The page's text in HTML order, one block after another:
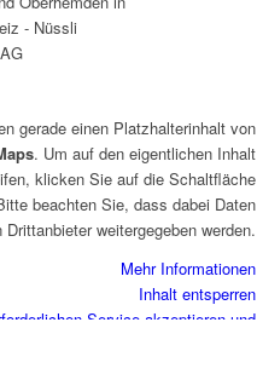
gerade einen Platzhalterinhalt von
. Um auf den eigentlichen Inhalt
klicken Sie auf die Schaltfläche
beachten Sie, dass dabei Daten
Drittanbieter weitergegeben werden.
Mehr Informationen
Inhalt entsperren
Service akzeptieren und